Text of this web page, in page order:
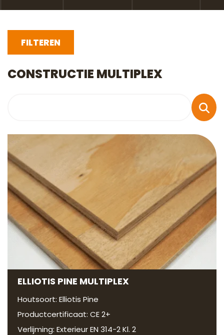
FILTEREN
CONSTRUCTIE MULTIPLEX
ELLIOTIS PINE MULTIPLEX
Productcertificaat: CE 2+
Verlijming: Exterieur EN 314-2 Kl. 2
Houtsoort: Elliotis Pine